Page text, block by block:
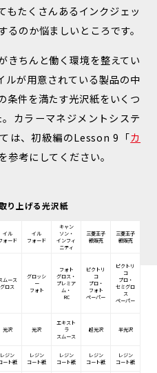
もたくさんあるインクジェッ
るのか悩ましいところです。
きちんと働く環境を整えてい
ルが用意されている製品の中
条件を満たす光沢紙をいくつ
カラーマネジメントシステ
は、初級編のLesson 9「カ
参考にしてください。
り上げる光沢紙
イル
ォード
イル
フォード
キャン
ソン・
インフィ
ニティ
三菱王子
紙販売
三菱王子
紙販売
ムース
グロス
グロッシ
ー
フォト
フォト
グロス・
プレミア
ム・
RC
ピクトリ
コ
プロ・
フォト
ペーパー
ピクトリ
コ
プロ・
セミグロ
ス
ペーパー
光沢 光沢
エキスト
ラ
スムース
超光沢 半光沢
レジン
ート紙
レジン
コート紙
レジン
コート紙
レジン
コート紙
レジン
コート紙